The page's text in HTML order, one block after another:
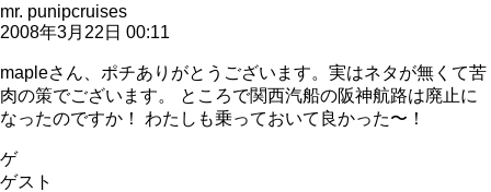
mr. punipcruises
2008年3月22日 00:11
mapleさん、ポチありがとうございます。実はネタが無くて苦
肉の策でございます。 ところで関西汽船の阪神航路は廃止に
なったのですか！ わたしも乗っておいて良かった〜！
ゲ
ゲスト